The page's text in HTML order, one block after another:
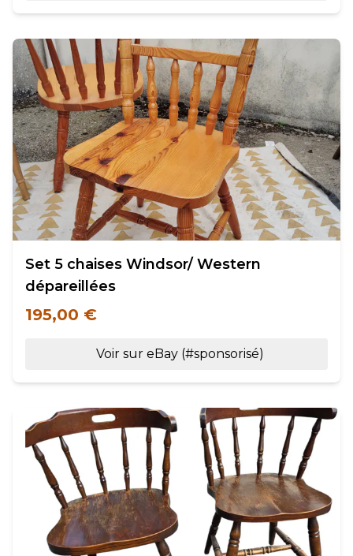
Set 5 chaises Windsor/ Western
dépareillées
195,00 €
Voir sur eBay (#sponsorisé)